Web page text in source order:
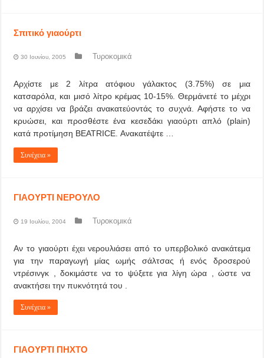
Σπιτικό γιαούρτι
30 Ιουνίου, 2005 Τυροκομικά
Αρχίστε με 2 λίτρα ατόφιου γάλακτος (3.75%) σε μια
κατσαρόλα, και μισό λίτρο κρέμας 10-15%. Θερμάνετέ το μέχρι
να αρχίσει να βράζει ανακατεύοντάς το συχνά. Αφήστε το να
κρυώσει, και προσθέστε ένα κεσεδάκι γιαούρτι απλό (plain)
κατά προτίμηση BEATRICE. Ανακατέψτε …
Συνέχεια »
ΓΙΑΟΥΡΤΙ ΝΕΡΟΥΛΟ
19 Ιουλίου, 2004 Τυροκομικά
Αν το γιαούρτι έχει νερουλιάσει από το υπερβολικό ανακάτεμα
για την παραγωγή μίας ωμής σάλτσας ή ενός δροσερού
ντρέσινγκ , δοκιμάστε να το ψύξετε για λίγη ώρα , ώστε να
ανακτήσει την πυκνότητά του .
Συνέχεια »
ΓΙΑΟΥΡΤΙ ΠΗΧΤΟ